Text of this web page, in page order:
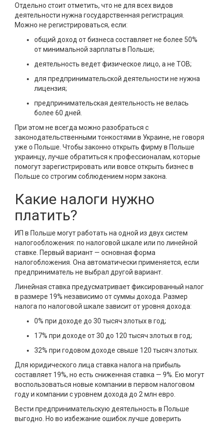
Отдельно стоит отметить, что не для всех видов
деятельности нужна государственная регистрация.
Можно не регистрироваться, если:
общий доход от бизнеса составляет не более 50%
от минимальной зарплаты в Польше;
деятельность ведет физическое лицо, а не ТОВ;
для предпринимательской деятельности не нужна
лицензия;
предпринимательская деятельность не велась
более 60 дней.
При этом не всегда можно разобраться с
законодательственными тонкостями в Украине, не говоря
уже о Польше. Чтобы законно открыть фирму в Польше
украинцу, лучше обратиться к профессионалам, которые
помогут зарегистрировать или вовсе открыть бизнес в
Польше со строгим соблюдением норм закона.
Какие налоги нужно
платить?
ИП в Польше могут работать на одной из двух систем
налогообложения: по налоговой шкале или по линейной
ставке. Первый вариант — основная форма
налогобложения. Она автоматически применяется, если
предприниматель не выбрал другой вариант.
Линейная ставка предусматривает фиксированный налог
в размере 19% независимо от суммы дохода. Размер
налога по налоговой шкале зависит от уровня дохода:
0% при доходе до 30 тысяч злотых в год;
17% при доходе от 30 до 120 тысяч злотых в год;
32% при годовом доходе свыше 120 тысяч злотых.
Для юридического лица ставка налога на прибыль
составляет 19%, но есть сниженная ставка — 9%. Ею могут
воспользоваться новые компании в первом налоговом
году и компании с уровнем дохода до 2 млн евро.
Вести предпринимательскую деятельность в Польше
выгодно. Но во избежание ошибок лучше доверить